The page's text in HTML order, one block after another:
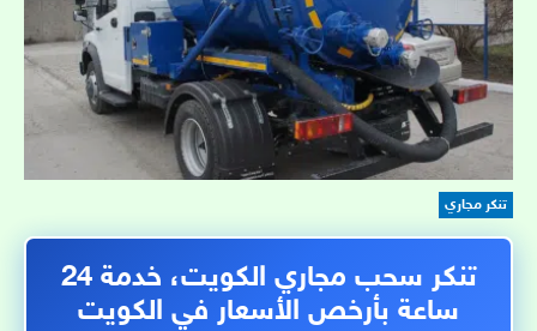
تنكر مجاري
تنكر سحب مجاري الكويت، خدمة 24
ساعة بأرخص الأسعار في الكويت